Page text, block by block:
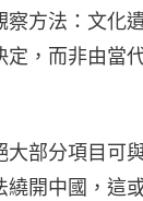
察方法：文化
定，而非由當
大部分項目可
開中國，這